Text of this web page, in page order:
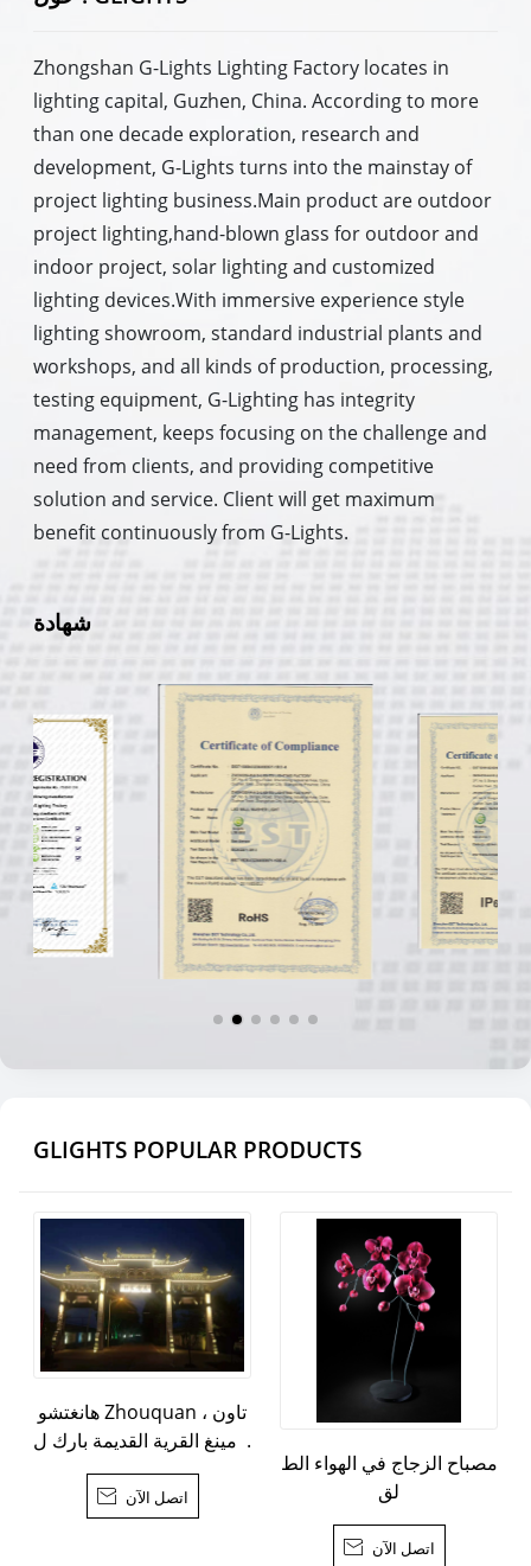
Zhongshan G-Lights Lighting Factory locates in
lighting capital, Guzhen, China. According to more
than one decade exploration, research and
development, G-Lights turns into the mainstay of
project lighting business.Main product are outdoor
project lighting,hand-blown glass for outdoor and
indoor project, solar lighting and customized
lighting devices.With immersive experience style
lighting showroom, standard industrial plants and
workshops, and all kinds of production, processing,
testing equipment, G-Lighting has integrity
management, keeps focusing on the challenge and
need from clients, and providing competitive
solution and service. Client will get maximum
benefit continuously from G-Lights.
شهادة
GLIGHTS POPULAR PRODUCTS
هانغتشو Zhouquan تاون ،
ما مينغ القرية القديمة بارك ل
يلة مشروع الإضاءة
 اتصل الآن
مصباح الزجاج في الهواء الط
لق
 اتصل الآن